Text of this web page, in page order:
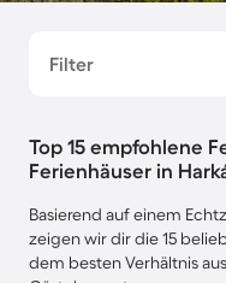
Filter
Top 15 empfohlene
Ferienhäuser in
Basierend auf einem
zeigen wir dir die 15
dem besten Verhältnis